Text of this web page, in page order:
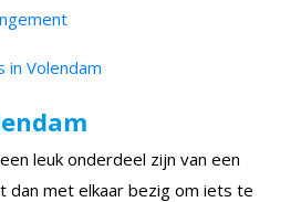
in Volendam
leuk onderdeel zijn van een
dan met elkaar bezig om iets te